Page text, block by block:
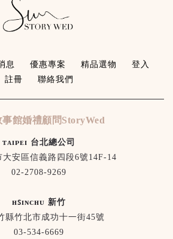
息 優惠專案 精品選物
登入
註冊
聯絡我們
事館婚禮顧問StoryWed
ᴛᴀɪᴘᴇɪ 台北總公司
大安區信義路四段6號14F-14
02-2708-9269
ʜꜱɪɴᴄʜᴜ 新竹
縣竹北市成功十一街45號
03-534-6669